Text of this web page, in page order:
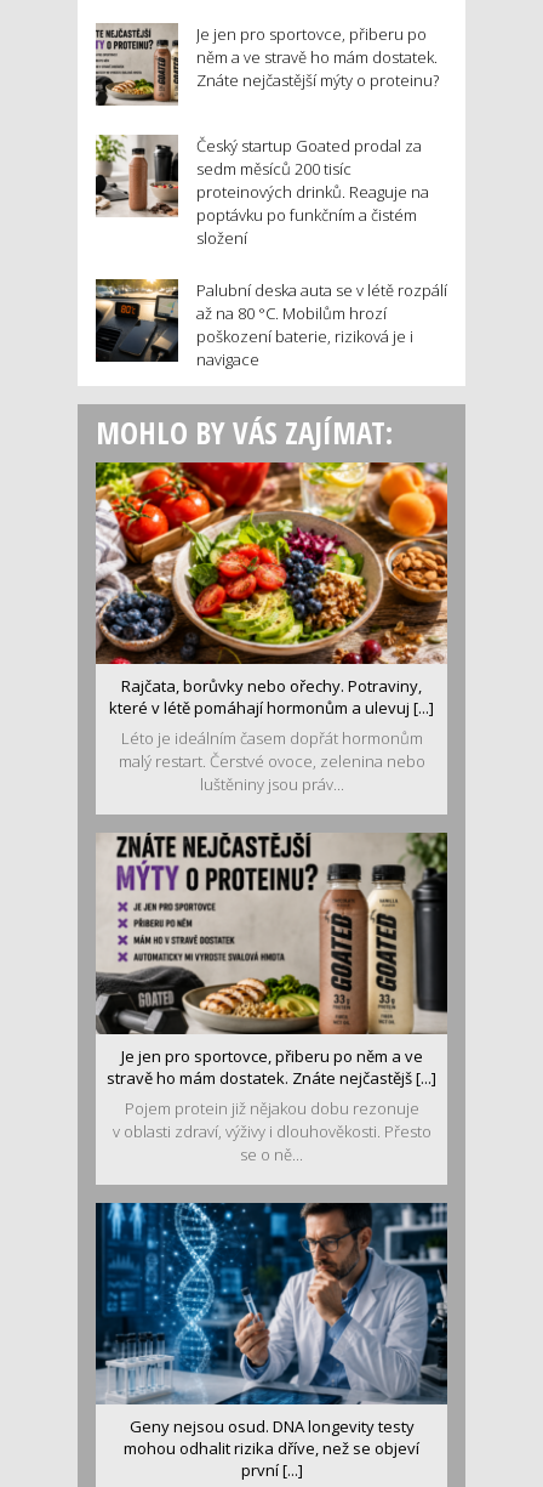
Je jen pro sportovce, přiberu po
něm a ve stravě ho mám dostatek.
Znáte nejčastější mýty o proteinu?
Český startup Goated prodal za
sedm měsíců 200 tisíc
proteinových drinků. Reaguje na
poptávku po funkčním a čistém
složení
Palubní deska auta se v létě rozpálí
až na 80 °C. Mobilům hrozí
poškození baterie, riziková je i
navigace
MOHLO BY VÁS ZAJÍMAT:
Rajčata, borůvky nebo ořechy. Potraviny,
které v létě pomáhají hormonům a ulevuj [...]
Léto je ideálním časem dopřát hormonům
malý restart. Čerstvé ovoce, zelenina nebo
luštěniny jsou práv...
Je jen pro sportovce, přiberu po něm a ve
stravě ho mám dostatek. Znáte nejčastějš [...]
Pojem protein již nějakou dobu rezonuje
v oblasti zdraví, výživy i dlouhověkosti. Přesto
se o ně...
Geny nejsou osud. DNA longevity testy
mohou odhalit rizika dříve, než se objeví
první [...]